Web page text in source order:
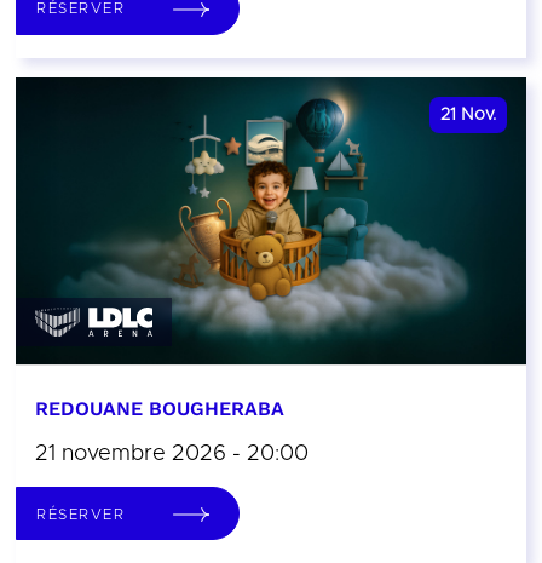
RÉSERVER
21 Nov.
REDOUANE BOUGHERABA
21 novembre 2026 - 20:00
RÉSERVER